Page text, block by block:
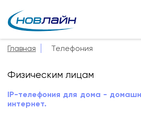
Великий Новгород
Сервисы
Главная Телефония
Физическим лицам
IP-телефония для дома -
интернет.